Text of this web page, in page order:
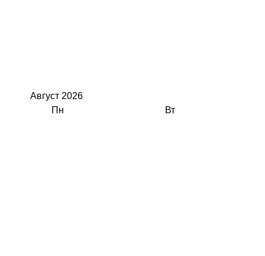
Август 2026
Пн
Вт